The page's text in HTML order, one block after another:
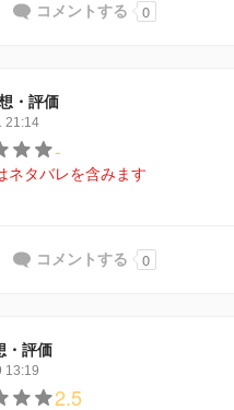
コメントする 0
・評価
21:14
-
ネタバレを含みます
コメントする 0
・評価
13:19
2.5